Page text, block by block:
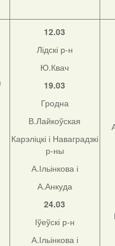
12.03
Лідскі р-н
Ю.Квач
19.03
Гродна
В.Лайкоўская
Карэліцкі і Наваградзкі
р-ны
А.Ільінкова і
А.Анкуда
24.03
Іўеўскі р-н
А.Ільінкова і